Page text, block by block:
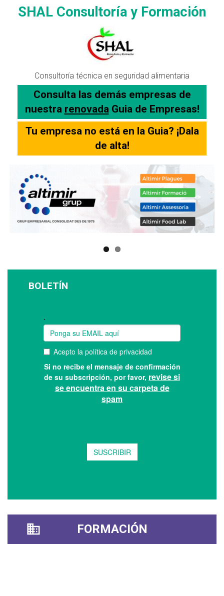
SHAL Consultoría y Formación
Consultoría técnica en seguridad alimentaria
Consulta las demás empresas de
nuestra renovadaGuia de Empresas!
Tu empresa no está en la Guia? ¡Dala
de alta!
BOLETÍN
FORMACIÓN